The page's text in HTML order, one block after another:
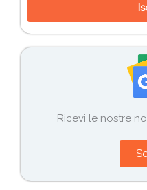
Ricevi le nostre